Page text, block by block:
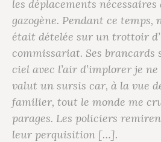
les déplacements
gazogène. Pendant ce
était dételée sur un trottoir
commissariat. Ses brancards
ciel avec l’air d’implorer je
valut un sursis car, à la vue
familier, tout le monde me
parages. Les policiers
leur perquisition […].